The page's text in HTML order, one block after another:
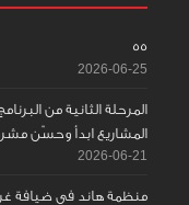
55
2026-06-25
المرحلة الثانية من
المشاريع ابدأ وحسّن
2026-06-21
منظمة هاند في ضيافة